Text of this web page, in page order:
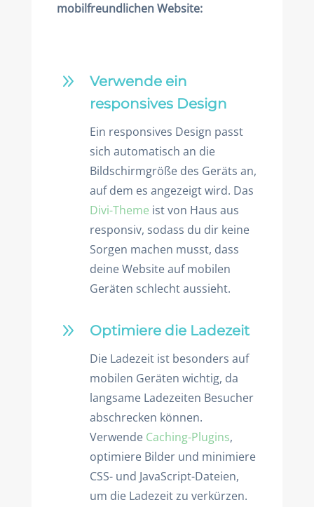
mobilfreundlichen Website:
9
Verwende ein
responsives Design
Ein responsives Design passt
sich automatisch an die
Bildschirmgröße des Geräts an,
auf dem es angezeigt wird. Das
Divi-Theme ist von Haus aus
responsiv, sodass du dir keine
Sorgen machen musst, dass
deine Website auf mobilen
Geräten schlecht aussieht.
9 Optimiere die Ladezeit
Die Ladezeit ist besonders auf
mobilen Geräten wichtig, da
langsame Ladezeiten Besucher
abschrecken können.
Verwende Caching-Plugins,
optimiere Bilder und minimiere
CSS- und JavaScript-Dateien,
um die Ladezeit zu verkürzen.